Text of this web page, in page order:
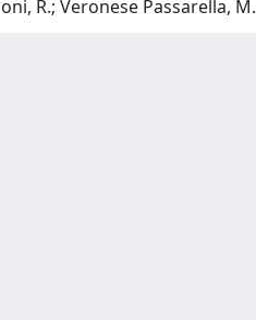
R.; Veronese Passarella, M.